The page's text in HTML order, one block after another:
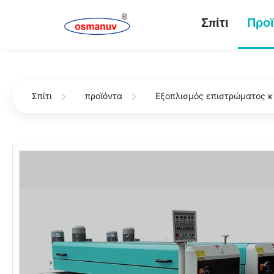
Σπίτι
Σπίτι προϊόντα Εξοπλισμός επιστρώματος